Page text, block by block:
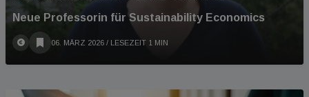
Neue Professorin für Sustainability Economics
06. MÄRZ 2026 / LESEZEIT 1 MIN